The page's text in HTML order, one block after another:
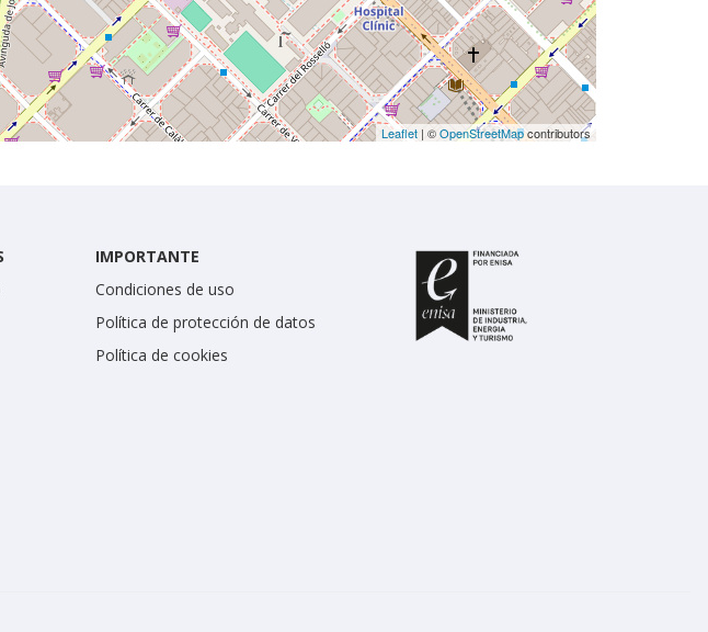
Leaflet | ©OpenStreetMapcontributors
IMPORTANTE
Condiciones de uso
Política de protección de datos
Política de cookies